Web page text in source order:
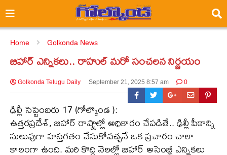
Home Golkonda News
బిహార్ ఎన్నికలు.. రాహుల్ మరో సంచలన నిర్ణయం
Golkonda Telugu Daily September 21, 2025 8:57 am 0
ఢిల్లీ సెప్టెంబరు 17 (గోల్కొండ ):
ఉత్తరప్రదేశ్, బిహార్‌ రాష్ట్రాల్లో అధికారం చేపడితే.. ఢిల్లీ పీఠాన్ని
సులువుగా హస్తగతం చేసుకోవచ్చనే ఒక ప్రచారం చాలా
కాలంగా ఉంది. మరి కొద్ది నెలల్లో బిహార్ అసెంబ్లీ ఎన్నికలు